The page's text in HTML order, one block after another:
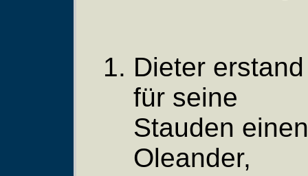
Dieter erstand
für seine
Stauden
Oleander,